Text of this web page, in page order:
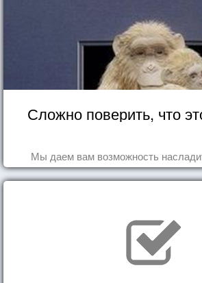
Сложно поверить, что
Мы даем вам возможность